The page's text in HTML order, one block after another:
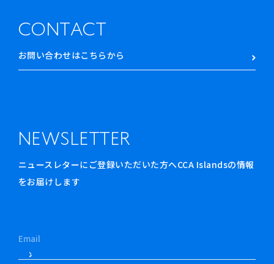
CONTACT
お問い合わせはこちらから
NEWSLETTER
ニュースレターにご登録いただいた方へCCA Islandsの情報
をお届けします